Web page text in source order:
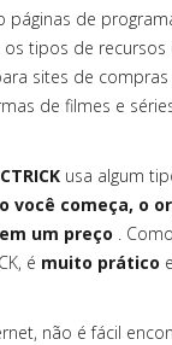
páginas de
tipos de recursos
sites de
de filmes e
usa algum
você começa, o
um preço .
é muito prático
não é fácil